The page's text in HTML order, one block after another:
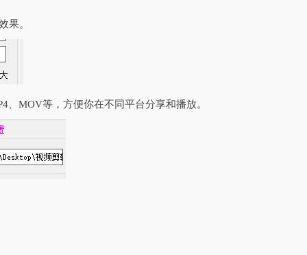
果。
MOV等，方便你在不同平台分享和播放。